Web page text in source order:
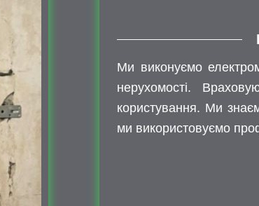
Ми виконуємо
нерухомості.
користування. Ми
ми використовуємо